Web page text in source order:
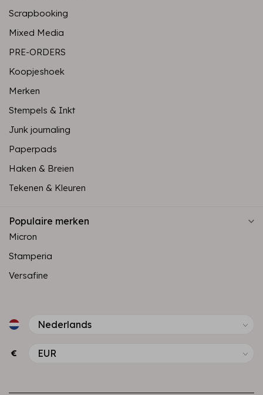
Scrapbooking
Mixed Media
PRE-ORDERS
Koopjeshoek
Merken
Stempels & Inkt
Junk journaling
Paperpads
Haken & Breien
Tekenen & Kleuren
Populaire merken
Micron
Stamperia
Versafine
€